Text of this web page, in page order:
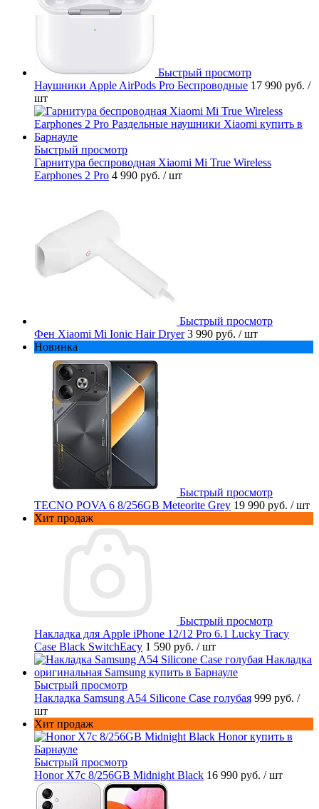
Быстрый просмотр
Наушники Apple AirPods Pro Беспроводные 17 990 руб. /
шт
Быстрый просмотр
Гарнитура беспроводная Xiaomi Mi True Wireless
Earphones 2 Pro 4 990 руб. / шт
Быстрый просмотр
Фен Xiaomi Mi Ionic Hair Dryer 3 990 руб. / шт
Новинка
Быстрый просмотр
TECNO POVA 6 8/256GB Meteorite Grey 19 990 руб. / шт
Хит продаж
Быстрый просмотр
Накладка для Apple iPhone 12/12 Pro 6.1 Lucky Tracy
Case Black SwitchEacy 1 590 руб. / шт
Быстрый просмотр
Накладка Samsung A54 Silicone Case голубая 999 руб. /
шт
Хит продаж
Быстрый просмотр
Honor X7c 8/256GB Midnight Black 16 990 руб. / шт